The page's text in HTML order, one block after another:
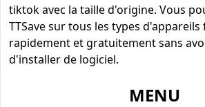
tiktok avec la taille d'origine. Vous
TTSave sur tous les types d'appareils
rapidement et gratuitement sans
d'installer de logiciel.
MENU